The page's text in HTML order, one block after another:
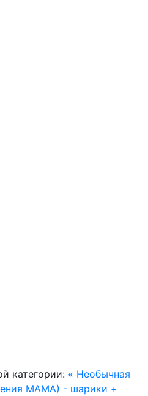
категории: « Необычная
МАМА) - шарики +